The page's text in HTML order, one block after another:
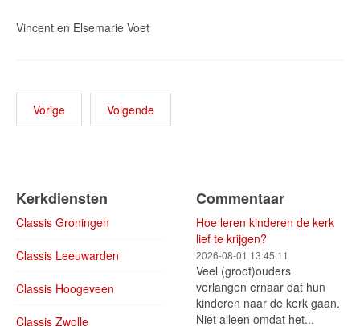
Vincent en Elsemarie Voet
Vorige Volgende
Kerkdiensten
Classis Groningen
Classis Leeuwarden
Classis Hoogeveen
Classis Zwolle
Commentaar
Hoe leren kinderen de kerk
lief te krijgen?
2026-08-01 13:45:11
Veel (groot)ouders
verlangen ernaar dat hun
kinderen naar de kerk gaan.
Niet alleen omdat het...